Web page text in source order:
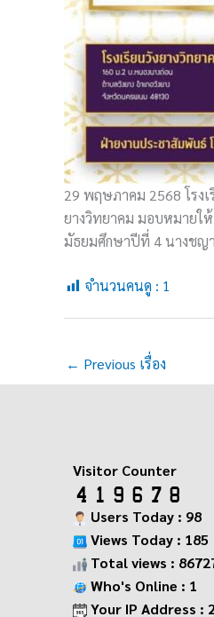
29 พฤษภาคม 2568 โรงเ
ยางวิทยาคม มอบหมายใ
มัธยมศึกษาปีที่ 4 นางชญ
จำนวนคนดู : 1
← Previous เรื่อง
Visitor Counter
Users Today : 98
Views Today : 185
Total views :
Who's Online : 1
Your IP Address :